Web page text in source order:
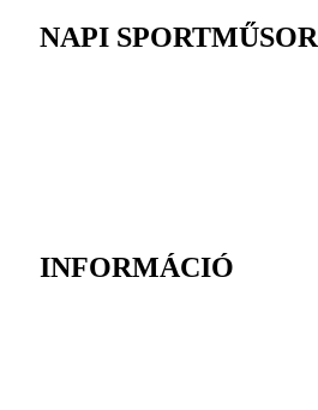
NAPI SPORTMŰSOR
INFORMÁCIÓ